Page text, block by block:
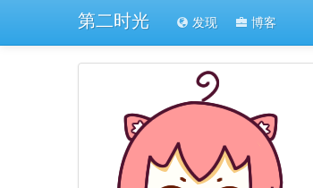
第二时光 发现 博客